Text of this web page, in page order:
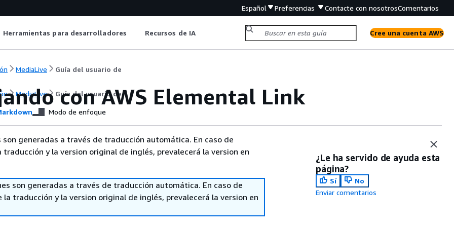
Español Preferencias Contacte con nosotrosComentarios
Herramientas para desarrolladores Recursos de IA Cree una cuenta AWS
MediaLive Guía del usuario de
MediaLive Guía del usuario de
con AWS Elemental Link
Modo de enfoque
son generadas a través de traducción automática. En caso de
y la version original de inglés, prevalecerá la version en
son generadas a través de traducción automática. En caso de
traducción y la version original de inglés, prevalecerá la version en
¿Le ha servido de ayuda esta
página?
Sí
No
Enviar comentarios